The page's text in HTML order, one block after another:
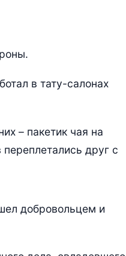
в тату-салонах
– пакетик чая на
друг с
добровольцем и